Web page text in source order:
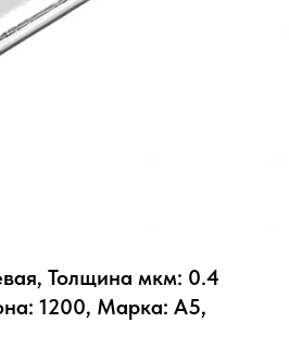
Толщина мкм: 0.4
1200, Марка: А5,